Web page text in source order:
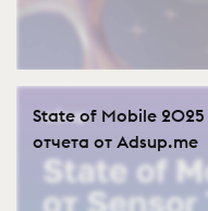
State of Mobile 2025
отчета от Adsup.me